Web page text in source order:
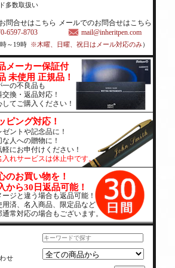
多数取扱い
問合せはこちら
6597-8703
メールでのお問合せはこちら
mail@inheritpen.com
～19時 ※木曜、日曜、祝日はメール対応のみ）
メーカー保証付
未使用 正規品！
一の不良品も
交換・返品対応！
してご購入ください！
ピング対応！
ゼントや記念品に！
な人への贈物に！
軽にお申付けください！
れサービスは休止中です。
のお買い物を！
から30日返品可能！
ージと違う場合も返品可能！
済、名入商品、限定品など
通常対応の場合もございます。
せ